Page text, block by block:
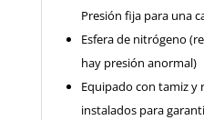
Presión fija para una
Esfera de nitrógeno
hay presión anormal)
Equipado con tamiz y
instalados para